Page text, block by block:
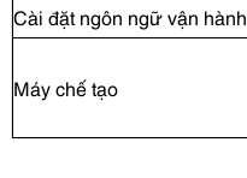
Cài đặt ngôn ngữ vận hành
Máy chế tạo